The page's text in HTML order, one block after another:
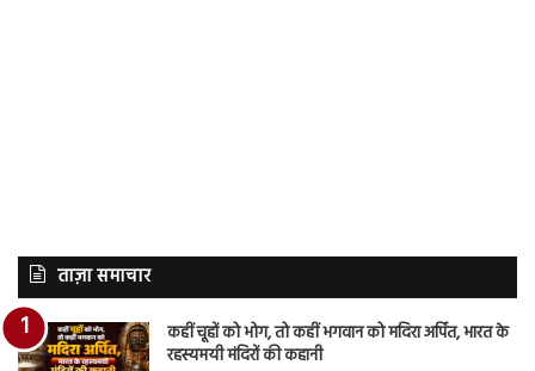
ताज़ा समाचार
कहीं चूहों को भोग, तो कहीं भगवान को मदिरा अर्पित, भारत के
रहस्यमयी मंदिरों की कहानी